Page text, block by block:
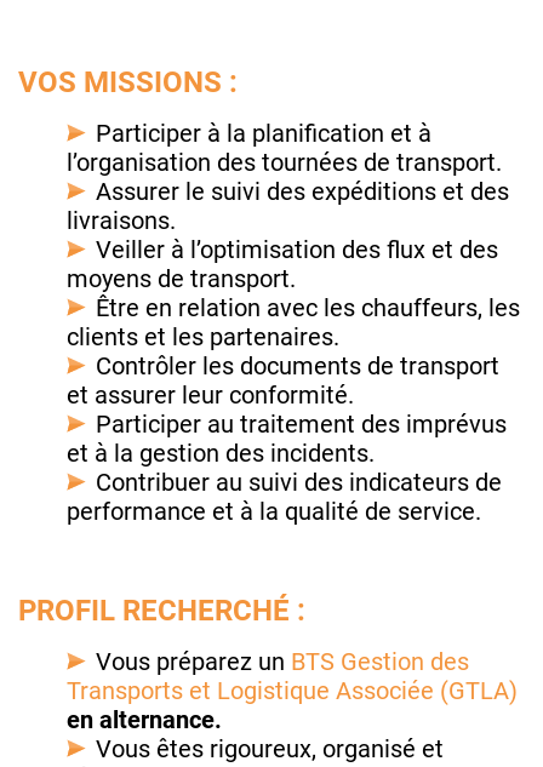
VOS MISSIONS :
Participer à la planification et à
l’organisation des tournées de transport.
Assurer le suivi des expéditions et des
livraisons.
Veiller à l’optimisation des flux et des
moyens de transport.
Être en relation avec les chauffeurs, les
clients et les partenaires.
Contrôler les documents de transport
et assurer leur conformité.
Participer au traitement des imprévus
et à la gestion des incidents.
Contribuer au suivi des indicateurs de
performance et à la qualité de service.
PROFIL RECHERCHÉ :
Vous préparez un BTS Gestion des
Transports et Logistique Associée (GTLA)
en alternance.
Vous êtes rigoureux, organisé et